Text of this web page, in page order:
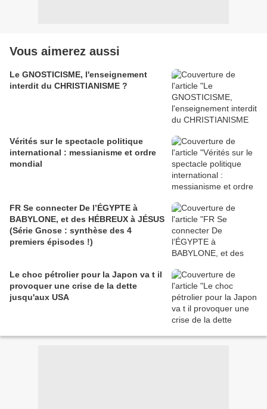
Vous aimerez aussi
Le GNOSTICISME, l'enseignement
interdit du CHRISTIANISME ?
Vérités sur le spectacle politique
international : messianisme et ordre
mondial
FR Se connecter De l’ÉGYPTE à
BABYLONE, et des HÉBREUX à JÉSUS
(Série Gnose : synthèse des 4
premiers épisodes !)
Le choc pétrolier pour la Japon va t il
provoquer une crise de la dette
jusqu'aux USA